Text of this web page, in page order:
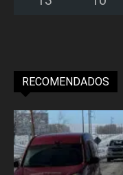
RECOMENDADOS